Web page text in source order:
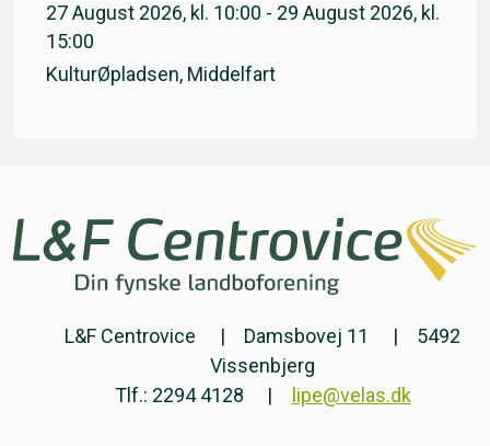
27 August 2026, kl. 10:00 - 29 August 2026, kl.
15:00
KulturØpladsen, Middelfart
L&F Centrovice Damsbovej 11
5492
Vissenbjerg
Tlf.: 2294 4128
lipe@velas.dk